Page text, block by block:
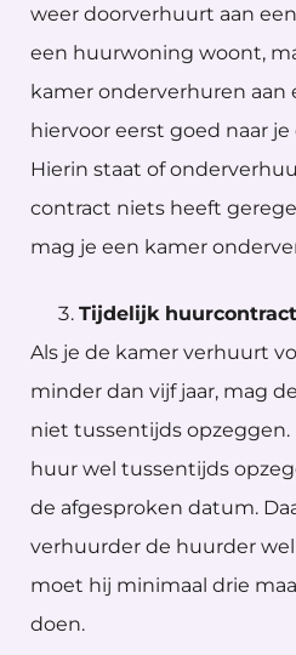
weer doorverhuurt aan
een huurwoning woont,
kamer onderverhuren aan
hiervoor eerst goed naar
Hierin staat of
contract niets heeft
mag je een kamer
Tijdelijk huurcontract
Als je de kamer verhuurt
minder dan vijf jaar, mag
niet tussentijds
huur wel tussentijds
de afgesproken datum.
verhuurder de huurder
moet hij minimaal drie
doen.